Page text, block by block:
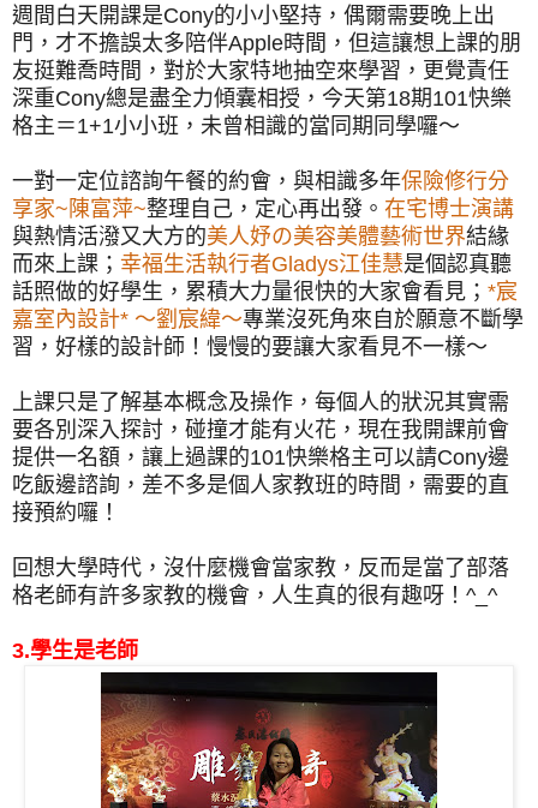
週間白天開課是Cony的小小堅持，偶爾需要晚上出
門，才不擔誤太多陪伴Apple時間，但這讓想上課的朋
友挺難喬時間，對於大家特地抽空來學習，更覺責任
深重Cony總是盡全力傾囊相授，今天第18期101快樂
格主＝1+1小小班，未曾相識的當同期同學囉～
一對一定位諮詢午餐的約會，與相識多年保險修行分
享家~陳富萍~整理自己，定心再出發。 在宅博士演講
與熱情活潑又大方的美人妤の美容美體藝術世界結緣
而來上課； 幸福生活執行者Gladys江佳慧是個認真聽
話照做的好學生，累積大力量很快的大家會看見； *宸
嘉室內設計* ～劉宸緯～專業沒死角來自於願意不斷學
習，好樣的設計師！慢慢的要讓大家看見不一樣～
上課只是了解基本概念及操作，每個人的狀況其實需
要各別深入探討，碰撞才能有火花，現在我開課前會
提供一名額，讓上過課的101快樂格主可以請Cony邊
吃飯邊諮詢，差不多是個人家教班的時間，需要的直
接預約囉！
回想大學時代，沒什麼機會當家教，反而是當了部落
格老師有許多家教的機會，人生真的很有趣呀！^_^
3.學生是老師